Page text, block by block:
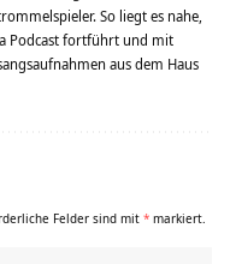
So liegt es nahe,
Podcast fortführt und mit
aus dem Haus
Felder sind mit * markiert.